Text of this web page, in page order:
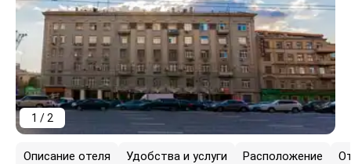
1 / 2
Описание отеля Удобства и услуги Расположение